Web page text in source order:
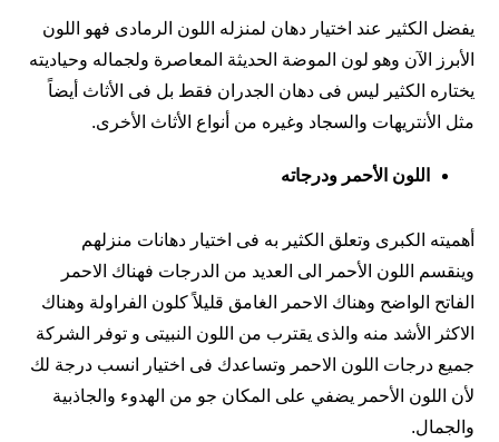
يفضل الكثير عند اختيار دهان لمنزله اللون الرمادى فهو اللون
الأبرز الآن وهو لون الموضة الحديثة المعاصرة ولجماله وحياديته
يختاره الكثير ليس فى دهان الجدران فقط بل فى الأثاث أيضاً
مثل الأنتريهات والسجاد وغيره من أنواع الأثاث الأخرى.
اللون الأحمر ودرجاته
أهميته الكبرى وتعلق الكثير به فى اختيار دهانات منزلهم
وينقسم اللون الأحمر الى العديد من الدرجات فهناك الاحمر
الفاتح الواضح وهناك الاحمر الغامق قليلاً كلون الفراولة وهناك
الاكثر الأشد منه والذى يقترب من اللون النبيتى و توفر الشركة
جميع درجات اللون الاحمر وتساعدك فى اختيار انسب درجة لك
لأن اللون الأحمر يضفي على المكان جو من الهدوء والجاذبية
والجمال.